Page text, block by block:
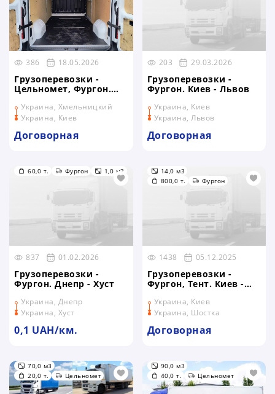
386 18.05.2026
Грузоперевозки -
Цельномет, Фургон.
Украина, Хмельницкий
Украина, Киев
Договорная
203 29.03.2026
Грузоперевозки -
Фургон. Киев - Львов
Украина, Киев
Украина, Львов
Договорная
60,0 т. Фургон 1,0 м3
837 01.02.2026
Грузоперевозки -
Фургон. Днепр - Хуст
Украина, Днепр
Украина, Хуст
0,1 UAH/км.
800,0 т. Фургон
14,0 м3
1438 05.12.2025
Грузоперевозки -
Фургон, Тент. Киев -
Украина, Киев
Украина, Шостка
Договорная
20,0 т. Цельномет
70,0 м3
40,0 т. Цельномет
90,0 м3